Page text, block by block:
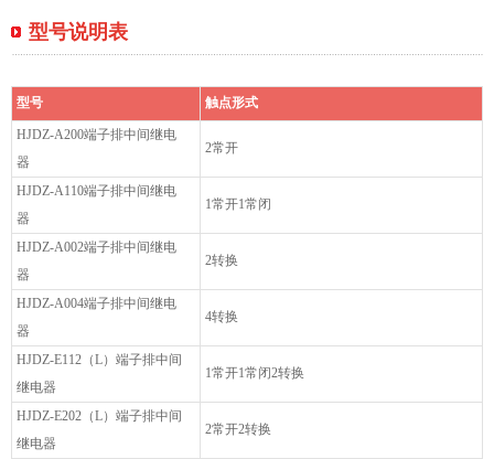
型号说明表
型号 触点形式
HJDZ-A200端子排中间继电
器
2常开
HJDZ-A110端子排中间继电
器
1常开1常闭
HJDZ-A002端子排中间继电
器
2转换
HJDZ-A004端子排中间继电
器
4转换
HJDZ-E112（L）端子排中间
继电器
1常开1常闭2转换
HJDZ-E202（L）端子排中间
继电器
2常开2转换